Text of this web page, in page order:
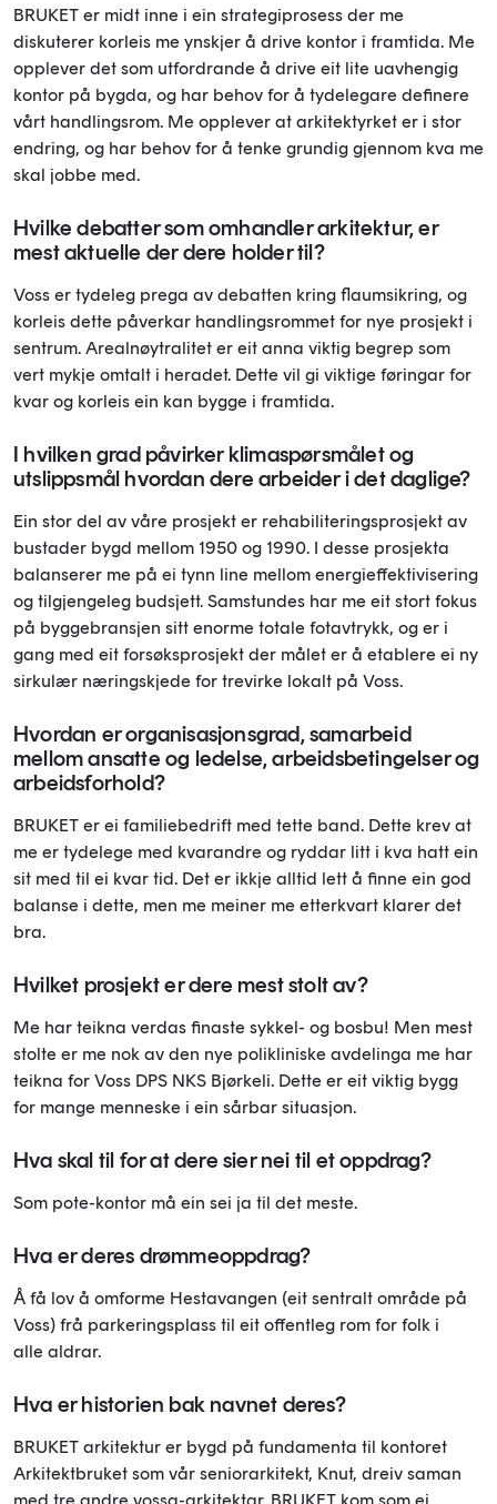
BRUKET er midt inne i ein strategiprosess der me
diskuterer korleis me ynskjer å drive kontor i framtida. Me
opplever det som utfordrande å drive eit lite uavhengig
kontor på bygda, og har behov for å tydelegare definere
vårt handlingsrom. Me opplever at arkitektyrket er i stor
endring, og har behov for å tenke grundig gjennom kva me
skal jobbe med.
Hvilke debatter som omhandler arkitektur, er
mest aktuelle der dere holder til?
Voss er tydeleg prega av debatten kring flaumsikring, og
korleis dette påverkar handlingsrommet for nye prosjekt i
sentrum. Arealnøytralitet er eit anna viktig begrep som
vert mykje omtalt i heradet. Dette vil gi viktige føringar for
kvar og korleis ein kan bygge i framtida.
I hvilken grad påvirker klimaspørsmålet og
utslippsmål hvordan dere arbeider i det daglige?
Ein stor del av våre prosjekt er rehabiliteringsprosjekt av
bustader bygd mellom 1950 og 1990. I desse prosjekta
balanserer me på ei tynn line mellom energieffektivisering
og tilgjengeleg budsjett. Samstundes har me eit stort fokus
på byggebransjen sitt enorme totale fotavtrykk, og er i
gang med eit forsøksprosjekt der målet er å etablere ei ny
sirkulær næringskjede for trevirke lokalt på Voss.
Hvordan er organisasjonsgrad, samarbeid
mellom ansatte og ledelse, arbeidsbetingelser og
arbeidsforhold?
BRUKET er ei familiebedrift med tette band. Dette krev at
me er tydelege med kvarandre og ryddar litt i kva hatt ein
sit med til ei kvar tid. Det er ikkje alltid lett å finne ein god
balanse i dette, men me meiner me etterkvart klarer det
bra.
Hvilket prosjekt er dere mest stolt av?
Me har teikna verdas finaste sykkel- og bosbu! Men mest
stolte er me nok av den nye polikliniske avdelinga me har
teikna for Voss DPS NKS Bjørkeli. Dette er eit viktig bygg
for mange menneske i ein sårbar situasjon.
Hva skal til for at dere sier nei til et oppdrag?
Som pote-kontor må ein sei ja til det meste.
Hva er deres drømmeoppdrag?
Å få lov å omforme Hestavangen (eit sentralt område på
Voss) frå parkeringsplass til eit offentleg rom for folk i
alle aldrar.
Hva er historien bak navnet deres?
BRUKET arkitektur er bygd på fundamenta til kontoret
Arkitektbruket som vår seniorarkitekt, Knut, dreiv saman